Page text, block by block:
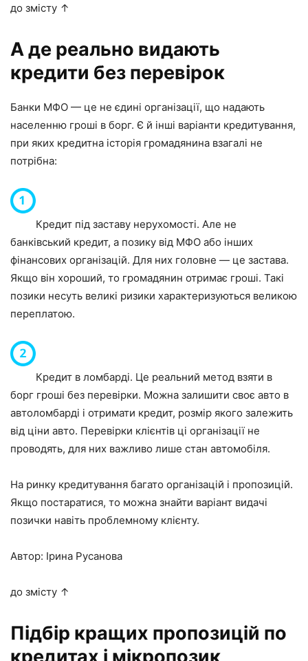
до змісту ↑
А де реально видають
кредити без перевірок
Банки МФО — це не єдині організації, що надають
населенню гроші в борг. Є й інші варіанти кредитування,
при яких кредитна історія громадянина взагалі не
потрібна:
Кредит під заставу нерухомості. Але не
банківський кредит, а позику від МФО або інших
фінансових організацій. Для них головне — це застава.
Якщо він хороший, то громадянин отримає гроші. Такі
позики несуть великі ризики характеризуються великою
переплатою.
Кредит в ломбарді. Це реальний метод взяти в
борг гроші без перевірки. Можна залишити своє авто в
автоломбарді і отримати кредит, розмір якого залежить
від ціни авто. Перевірки клієнтів ці організації не
проводять, для них важливо лише стан автомобіля.
На ринку кредитування багато організацій і пропозицій.
Якщо постаратися, то можна знайти варіант видачі
позички навіть проблемному клієнту.
Автор: Ірина Русанова
до змісту ↑
Підбір кращих пропозицій по
кредитах і мікропозик